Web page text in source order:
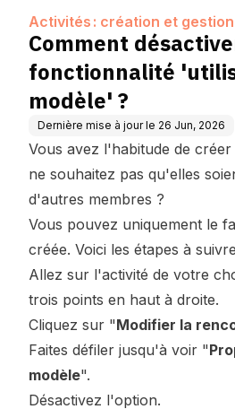
Activités : création et gestion
Comment
fonctionnalité
modèle' ?
Dernière mise à jour le 26 Jun, 2026
Vous avez l'habitude de
ne souhaitez pas qu'elles
d'autres membres ?
Vous pouvez uniquement le
créée. Voici les étapes à
Allez sur l'activité de votre
trois points en haut à droite.
Cliquez sur "Modifier la
Faites défiler jusqu'à voir "
modèle".
Désactivez l'option.